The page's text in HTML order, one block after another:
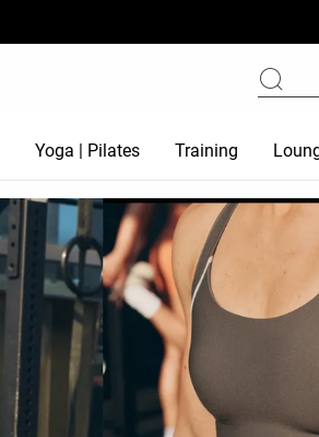
Yoga | Pilates Training